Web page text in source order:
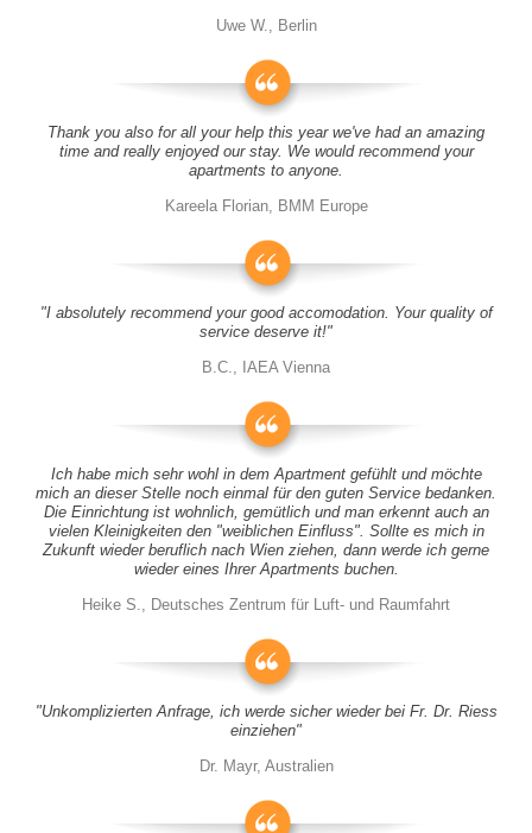
Uwe W., Berlin
Thank you also for all your help this year we've had an amazing
time and really enjoyed our stay. We would recommend your
apartments to anyone.
Kareela Florian, BMM Europe
"I absolutely recommend your good accomodation. Your quality of
service deserve it!"
B.C., IAEA Vienna
Ich habe mich sehr wohl in dem Apartment gefühlt und möchte
mich an dieser Stelle noch einmal für den guten Service bedanken.
Die Einrichtung ist wohnlich, gemütlich und man erkennt auch an
vielen Kleinigkeiten den "weiblichen Einfluss". Sollte es mich in
Zukunft wieder beruflich nach Wien ziehen, dann werde ich gerne
wieder eines Ihrer Apartments buchen.
Heike S., Deutsches Zentrum für Luft- und Raumfahrt
"Unkomplizierten Anfrage, ich werde sicher wieder bei Fr. Dr. Riess
einziehen"
Dr. Mayr, Australien